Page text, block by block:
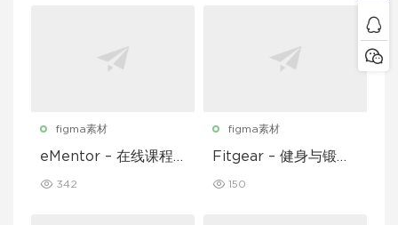
figma素材
eMentor – 在线课程
UI Kit
342
figma素材
Fitgear – 健身与锻炼
150